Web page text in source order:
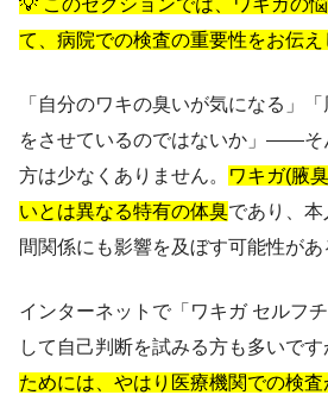
て、病院での検査の重要性をお伝え
「自分のワキの臭いが気になる」
をさせているのではないか」――そ
方は少なくありません。
ワキガ(腋
いとは異なる特有の体臭であり、本
間関係にも影響を及ぼす可能性があ
インターネットで「ワキガ セルフ
して自己判断を試みる方も多いです
ためには、やはり医療機関での検査